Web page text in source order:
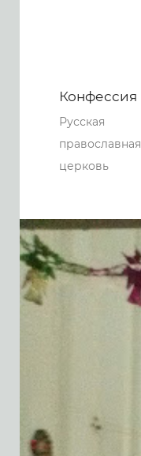
Конфессия
Русская
православная
церковь
0 0